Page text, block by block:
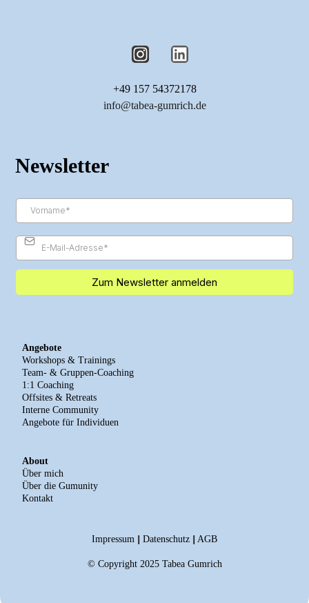
+49 157 54372178
info@tabea-gumrich.de
Newsletter
Zum Newsletter anmelden
Angebote
Workshops & Trainings
Team- & Gruppen-Coaching
1:1 Coaching
Offsites & Retreats
Interne Community
Angebote für Individuen
About
Über mich
Über die Gumunity
Kontakt
Impressum | Datenschutz | AGB
© Copyright 2025 Tabea Gumrich